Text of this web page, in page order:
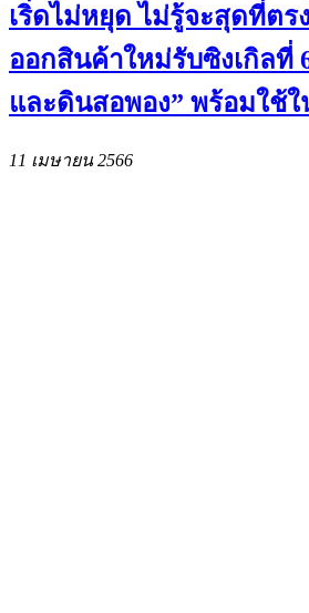
เริ่ดไม่หยุด ไม่รู้จะสุดที่ตร
ออกสินค้าใหม่รับซิงเกิลที่
และดินสอพอง” พร้อมใช้
11 เมษายน 2566